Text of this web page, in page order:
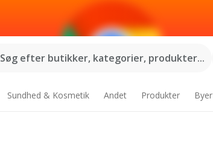
Søg efter butikker, kategorier, produkter...
Sundhed & Kosmetik Andet Produkter Byer